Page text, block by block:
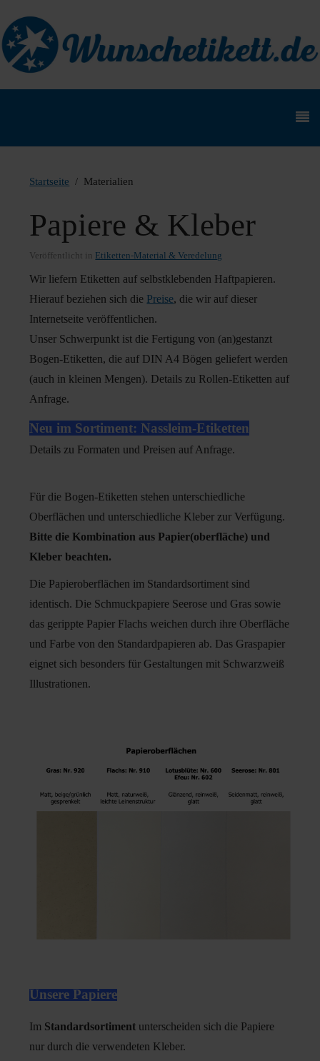
Startseite Materialien
Papiere & Kleber
Veröffentlicht in Etiketten-Material & Veredelung
Wir liefern Etiketten auf selbstklebenden Haftpapieren.
Hierauf beziehen sich die Preise, die wir auf dieser
Internetseite veröffentlichen.
Unser Schwerpunkt ist die Fertigung von (an)gestanzt
Bogen-Etiketten, die auf DIN A4 Bögen geliefert werden
(auch in kleinen Mengen). Details zu Rollen-Etiketten auf
Anfrage.
Neu im Sortiment: Nassleim-Etiketten
Details zu Formaten und Preisen auf Anfrage.
Für die Bogen-Etiketten stehen unterschiedliche
Oberflächen und unterschiedliche Kleber zur Verfügung.
Bitte die Kombination aus Papier(oberfläche) und
Kleber beachten.
Die Papieroberflächen im Standardsortiment sind
identisch. Die Schmuckpapiere Seerose und Gras sowie
das gerippte Papier Flachs weichen durch ihre Oberfläche
und Farbe von den Standardpapieren ab. Das Graspapier
eignet sich besonders für Gestaltungen mit Schwarzweiß
Illustrationen.
Unsere Papiere
Im Standardsortiment unterscheiden sich die Papiere
nur durch die verwendeten Kleber.